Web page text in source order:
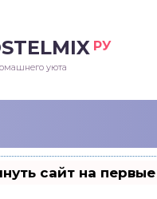
РУ
уюта
сайт на